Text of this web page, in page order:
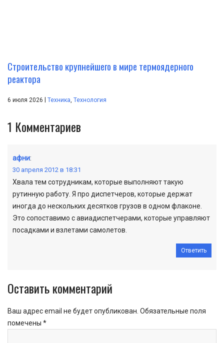
Строительство крупнейшего в мире термоядерного
реактора
6 июля 2026 Техника, Технология
1 Комментариев
афни:
30 апреля 2012 в 18:31
Хвала тем сотрудникам, которые выполняют такую
рутинную работу. Я про диспетчеров, которые держат
иногда до нескольких десятков грузов в одном флаконе.
Это сопоставимо с авиадиспетчерами, которые управляют
посадками и взлетами самолетов.
Ответить
Оставить комментарий
Ваш адрес email не будет опубликован. Обязательные поля
помечены *